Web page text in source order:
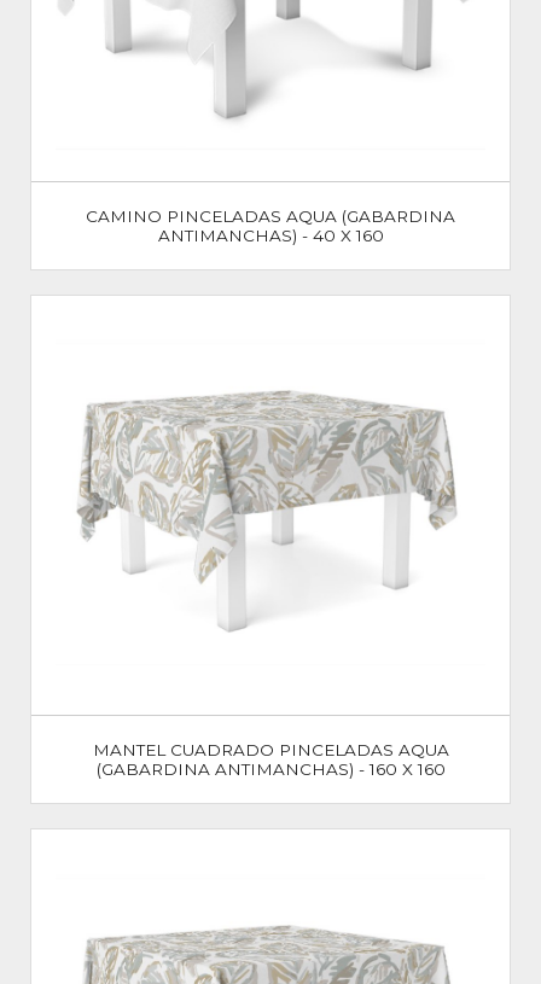
CAMINO PINCELADAS AQUA (GABARDINA
ANTIMANCHAS) - 40 X 160
MANTEL CUADRADO PINCELADAS AQUA
(GABARDINA ANTIMANCHAS) - 160 X 160